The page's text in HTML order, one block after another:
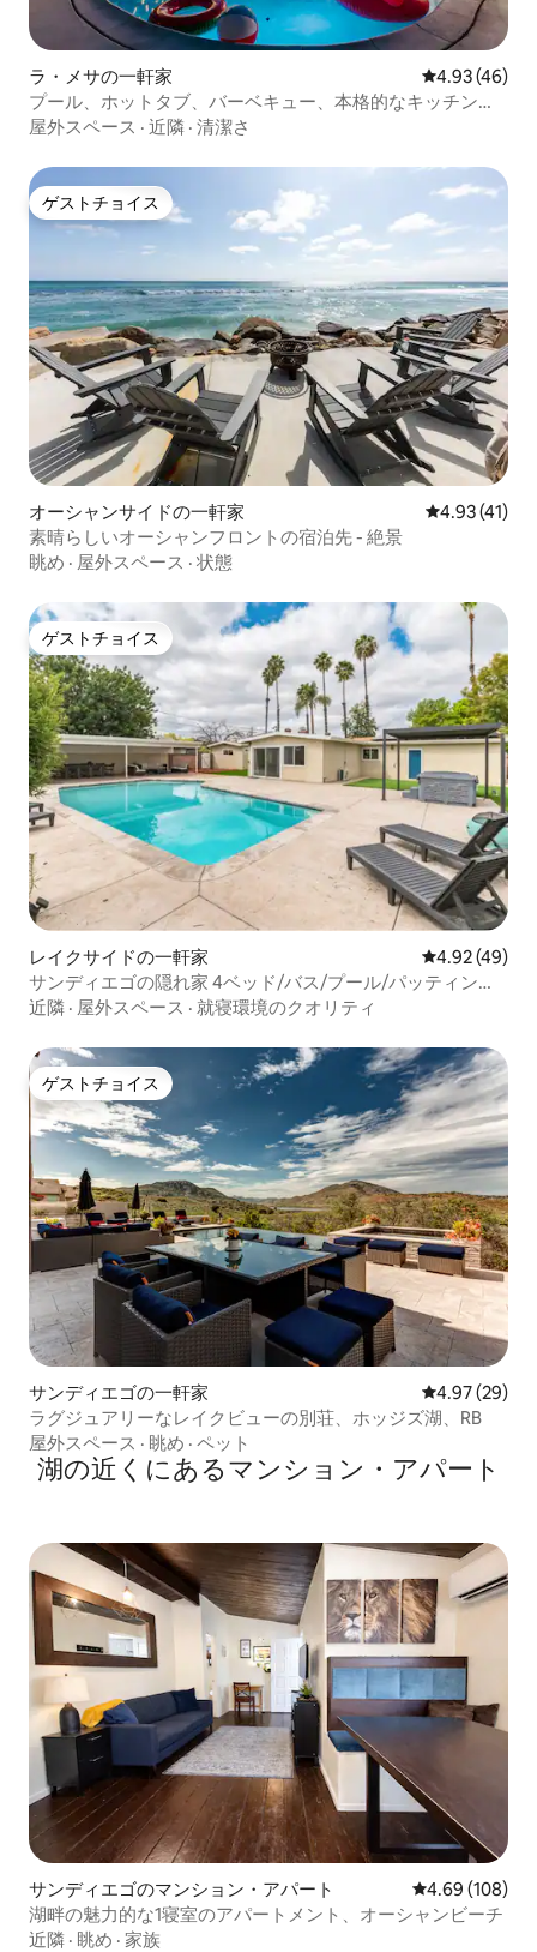
ラ・メサの一軒家 レビュー46
4.93 (46)
プール、ホットタブ、バーベキュー、本格的なキッチン、
サンディエゴ州立大学、サンディエゴ
屋外スペース · 近隣 · 清潔さ
ゲストチョイス
ゲストチョイス
オーシャンサイドの一軒家 レビュー41
4.93 (41)
素晴らしいオーシャンフロントの宿泊先 - 絶景
眺め · 屋外スペース · 状態
ゲストチョイス
ゲストチョイス
レイクサイドの一軒家 レビュー49
4.92 (49)
サンディエゴの隠れ家 4ベッド/バス/プール/パッティング/
ホットタブ
近隣 · 屋外スペース · 就寝環境のクオリティ
ゲストチョイス
ゲストチョイス
サンディエゴの一軒家 レビュー29
4.97 (29)
ラグジュアリーなレイクビューの別荘、ホッジズ湖、RB
屋外スペース · 眺め · ペット
湖の近くにあるマンション・アパート
サンディエゴのマンション・アパート レビュー108
4.69 (108)
湖畔の魅力的な1寝室のアパートメント、オーシャンビーチ
近隣 · 眺め · 家族